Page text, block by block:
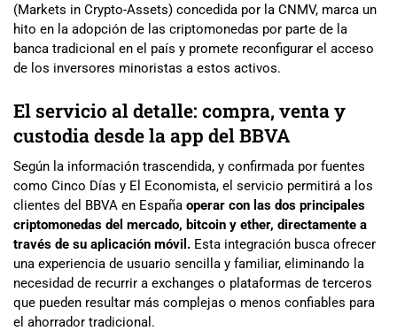
(Markets in Crypto-Assets) concedida por la CNMV, marca un
hito en la adopción de las criptomonedas por parte de la
banca tradicional en el país y promete reconfigurar el acceso
de los inversores minoristas a estos activos.
El servicio al detalle: compra, venta y
custodia desde la app del BBVA
Según la información trascendida, y confirmada por fuentes
como Cinco Días y El Economista, el servicio permitirá a los
clientes del BBVA en España operar con las dos principales
criptomonedas del mercado, bitcoin y ether, directamente a
través de su aplicación móvil. Esta integración busca ofrecer
una experiencia de usuario sencilla y familiar, eliminando la
necesidad de recurrir a exchanges o plataformas de terceros
que pueden resultar más complejas o menos confiables para
el ahorrador tradicional.